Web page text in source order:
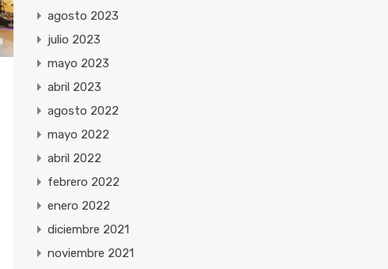
agosto 2023
julio 2023
mayo 2023
abril 2023
agosto 2022
mayo 2022
abril 2022
febrero 2022
enero 2022
diciembre 2021
noviembre 2021